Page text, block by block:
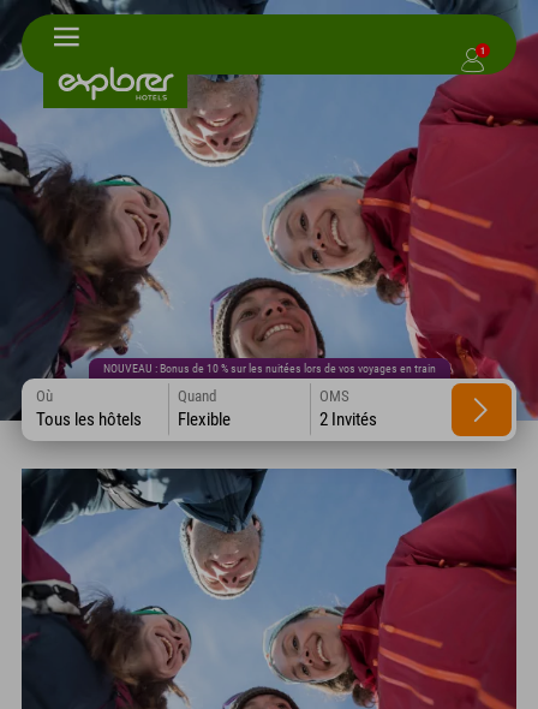
1
NOUVEAU : Bonus de 10 % sur les nuitées lors de vos voyages en train
Où
Tous les hôtels
Quand
Flexible
OMS
2 Invités